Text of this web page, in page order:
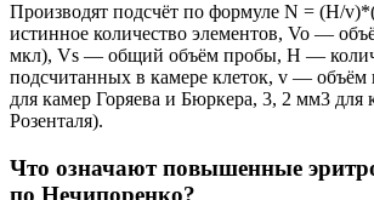
Производят подсчёт по формуле N = (H/
истинное количество элементов, Vo —
мкл), Vs — общий объём пробы, H —
подсчитанных в камере клеток, v —
для камер Горяева и Бюркера, 3, 2 мм3
Розенталя).
Что означают повышенные
по Нечипоренко?